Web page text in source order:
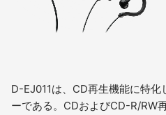
D-EJ011は、CD再生機能に特
ーである。CDおよびCD-R/RW